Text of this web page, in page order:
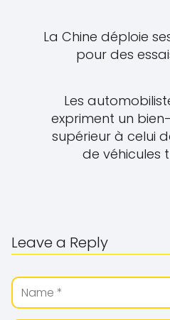
La Chine déploie
pour des
Les
expriment un
supérieur à celui
de véhicules
Leave a Reply